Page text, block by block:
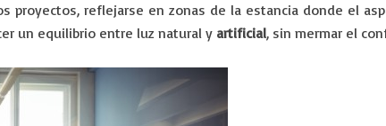
proyectos, reflejarse en zonas de la estancia donde el
un equilibrio entre luz natural y artificial, sin mermar el